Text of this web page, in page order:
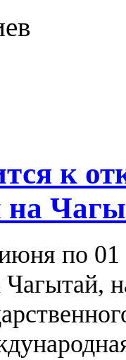
к
на
по 01
Чагытай,